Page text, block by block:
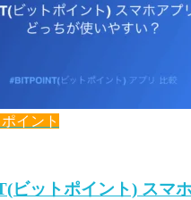
イント
ビットポイント) スマ